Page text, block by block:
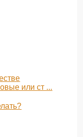
или ст ...